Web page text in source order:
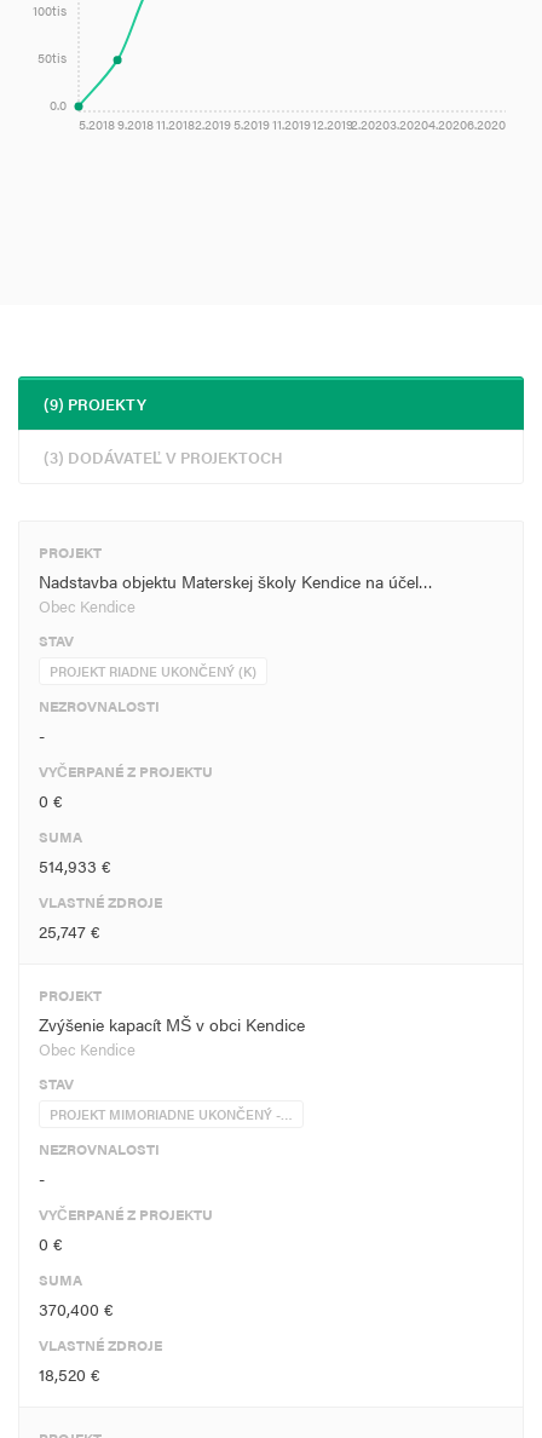
5.20189.201811.20182.2019 5.201911.201912.20192.20203.20204.20206.2020
0.0
50tis
100tis
(9) PROJEKTY
(3) DODÁVATEĽ V PROJEKTOCH
PROJEKT
Nadstavba objektu Materskej školy Kendice na účel…
Obec Kendice
STAV
PROJEKT RIADNE UKONČENÝ (K)
NEZROVNALOSTI
-
VYČERPANÉ Z PROJEKTU
0 €
SUMA
514,933 €
VLASTNÉ ZDROJE
25,747 €
PROJEKT
Zvýšenie kapacít MŠ v obci Kendice
Obec Kendice
STAV
PROJEKT MIMORIADNE UKONČENÝ -…
NEZROVNALOSTI
-
VYČERPANÉ Z PROJEKTU
0 €
SUMA
370,400 €
VLASTNÉ ZDROJE
18,520 €